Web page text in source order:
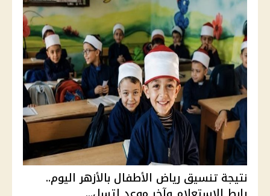
نتيجة تنسيق رياض الأطفال بالأزهر اليوم..